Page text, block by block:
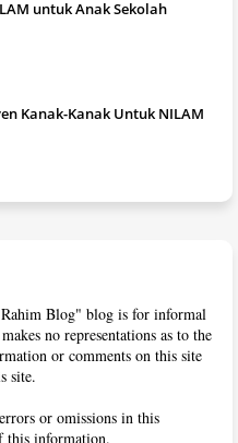
untuk Anak Sekolah
Kanak-Kanak Untuk NILAM
Blog" blog is for informal
no representations as to the
or comments on this site
site.
or omissions in this
this information.